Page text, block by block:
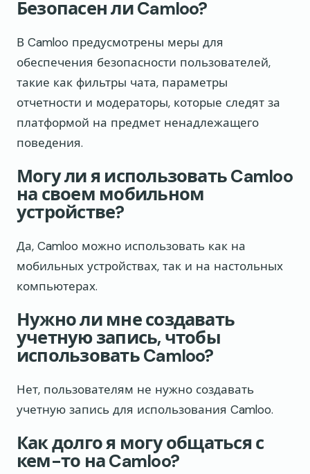
Безопасен ли Camloo?
В Camloo предусмотрены меры для
обеспечения безопасности пользователей,
такие как фильтры чата, параметры
отчетности и модераторы, которые следят за
платформой на предмет ненадлежащего
поведения.
Могу ли я использовать Camloo
на своем мобильном
устройстве?
Да, Camloo можно использовать как на
мобильных устройствах, так и на настольных
компьютерах.
Нужно ли мне создавать
учетную запись, чтобы
использовать Camloo?
Нет, пользователям не нужно создавать
учетную запись для использования Camloo.
Как долго я могу общаться с
кем-то на Camloo?